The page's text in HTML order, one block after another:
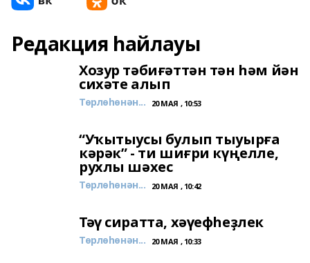
Редакция һайлауы
Хозур тәбиғәттән тән һәм йән
сихәте алып
Төрлөһөнән... 20 МАЯ , 10:53
“Уҡытыусы булып тыуырға
кәрәк” - ти шиғри күңелле,
рухлы шәхес
Төрлөһөнән... 20 МАЯ , 10:42
Тәү сиратта, хәүефһеҙлек
Төрлөһөнән... 20 МАЯ , 10:33